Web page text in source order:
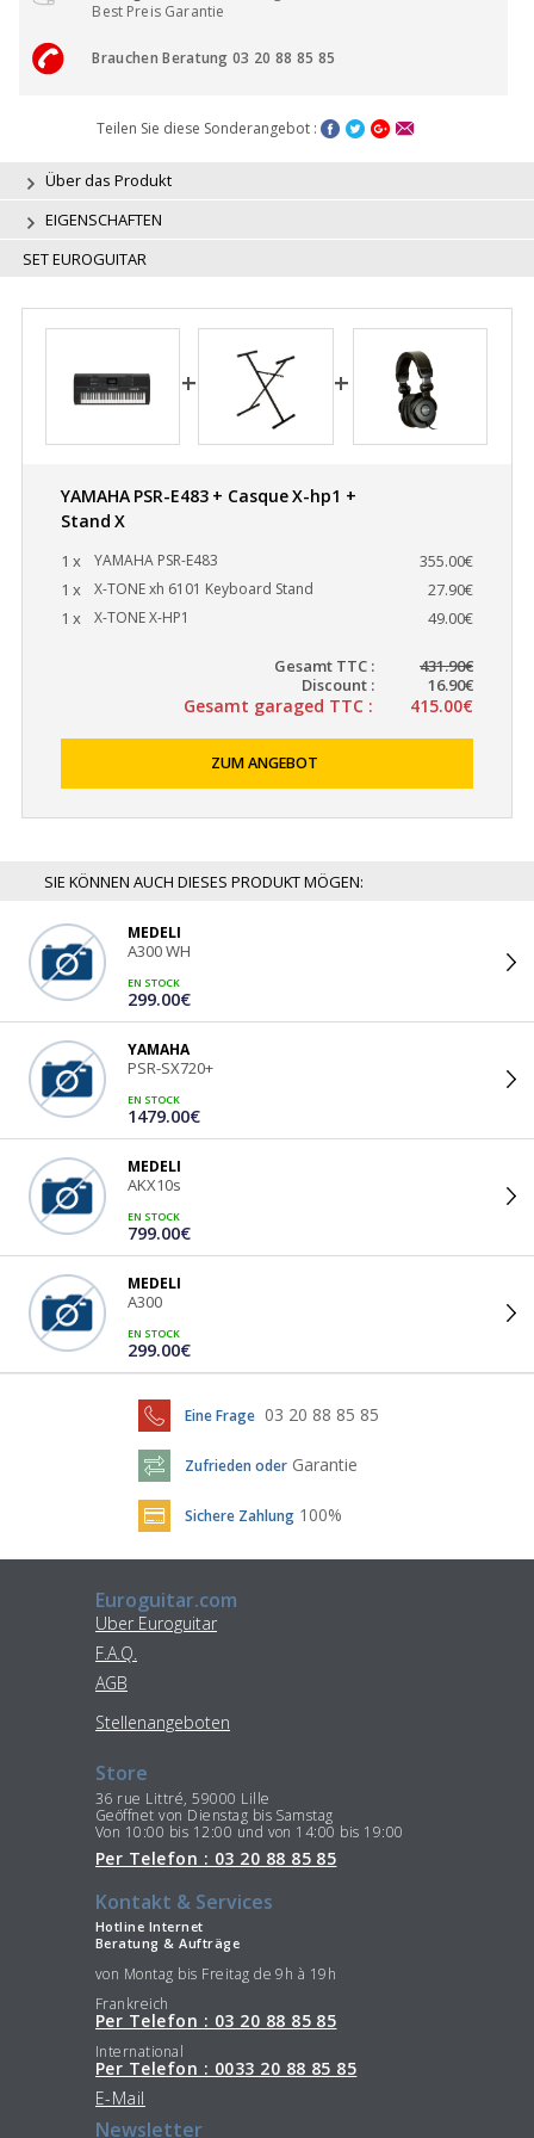
Best Preis Garantie
Brauchen Beratung 03 20 88 85 85
Teilen Sie diese Sonderangebot :
Über das Produkt
EIGENSCHAFTEN
SET EUROGUITAR
YAMAHA PSR-E483 + Casque X-hp1 +
Stand X
1 x YAMAHA PSR-E483
355.00€
1 x
X-TONE xh 6101 Keyboard Stand
27.90€
1 x
X-TONE X-HP1 49.00€
Gesamt TTC :
431.90€
Discount :
16.90€
Gesamt garaged TTC : 415.00€
ZUM ANGEBOT
SIE KÖNNEN AUCH DIESES PRODUKT MÖGEN:
MEDELI
A300 WH
EN STOCK
299.00€
YAMAHA
PSR-SX720+
EN STOCK
1479.00€
MEDELI
AKX10s
EN STOCK
799.00€
MEDELI
A300
EN STOCK
299.00€
Eine Frage 03 20 88 85 85
Zufrieden oder Garantie
Sichere Zahlung 100%
Euroguitar.com
Uber Euroguitar
F.A.Q.
AGB
Stellenangeboten
Store
36 rue Littré, 59000 Lille
Geöffnet von Dienstag bis Samstag
Von 10:00 bis 12:00 und von 14:00 bis 19:00
Per Telefon : 03 20 88 85 85
Kontakt & Services
Hotline Internet
Beratung & Aufträge
von Montag bis Freitag de 9h à 19h
Frankreich
Per Telefon : 03 20 88 85 85
International
Per Telefon : 0033 20 88 85 85
E-Mail
Newsletter